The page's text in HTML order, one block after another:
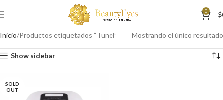
0 $
Inicio Productos etiquetados “Tunel” Mostrando el único resultado
Show sidebar
SOLD
OUT